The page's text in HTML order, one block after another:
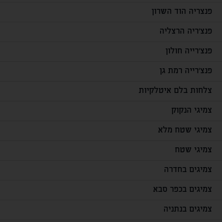
פנצריה הוד השרון
פנצ'ריה הרצליה
פנצ'רייה חולון
פנצ'רייה רמת גן
צלחות בלם איטלקיות
צמיגי הנקוק
צמיגי שטח מלא
צמיגי שטח
צמיגים בחדרה
צמיגים בכפר סבא
צמיגים בנתניה